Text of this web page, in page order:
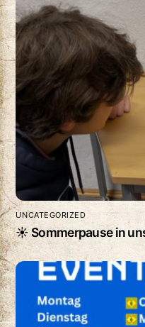
UNCATEGORIZED
☀️ Sommerpause in